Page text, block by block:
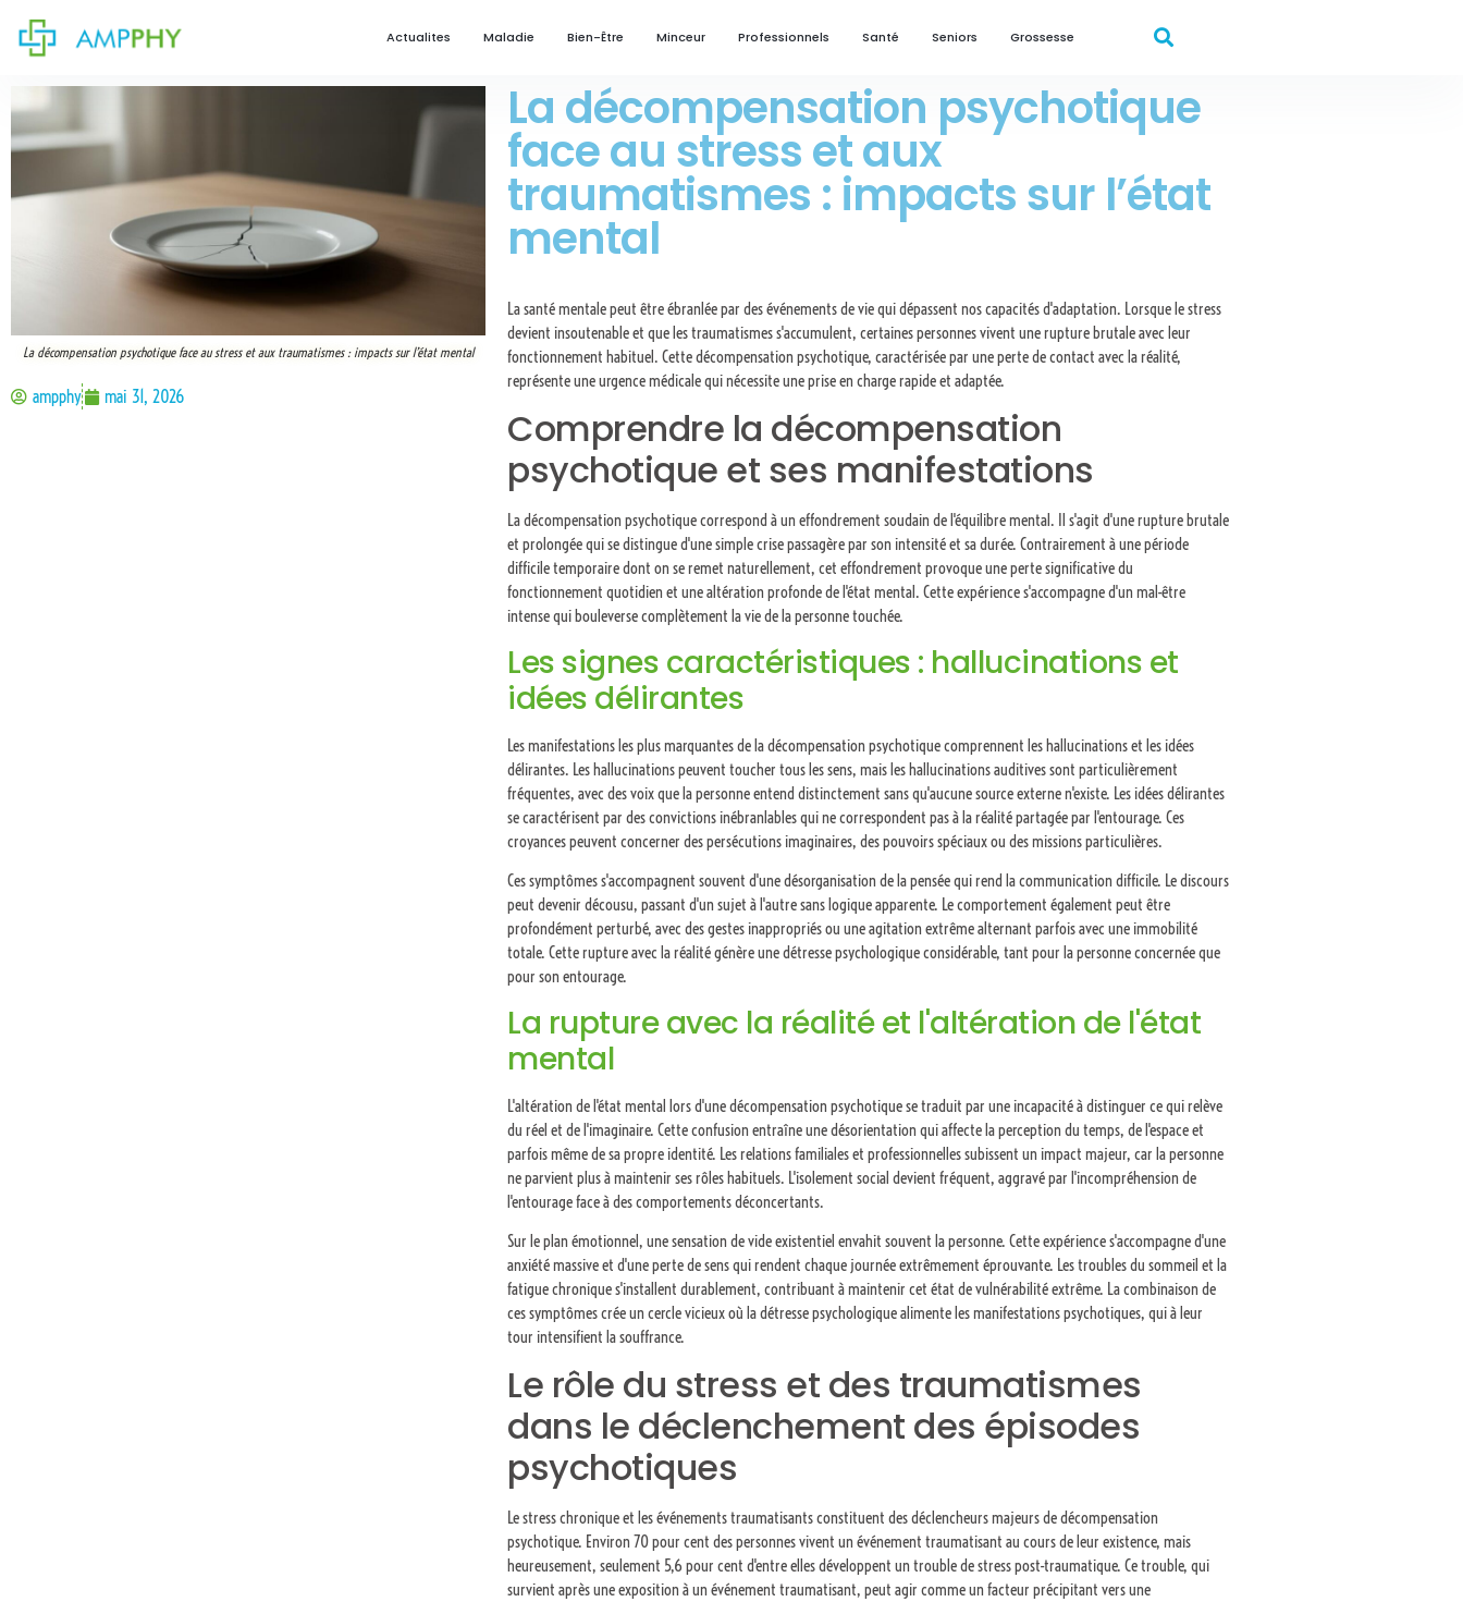
Actualites Maladie Bien-Être Minceur Professionnels Santé Seniors Grossesse
La décompensation psychotique face au stress et aux traumatismes : impacts sur l’état mental
ampphy mai 31, 2026
La décompensation psychotique
face au stress et aux
traumatismes : impacts sur l’état
mental
La santé mentale peut être ébranlée par des événements de vie qui dépassent nos capacités d'adaptation. Lorsque le stress
devient insoutenable et que les traumatismes s'accumulent, certaines personnes vivent une rupture brutale avec leur
fonctionnement habituel. Cette décompensation psychotique, caractérisée par une perte de contact avec la réalité,
représente une urgence médicale qui nécessite une prise en charge rapide et adaptée.
Comprendre la décompensation
psychotique et ses manifestations
La décompensation psychotique correspond à un effondrement soudain de l'équilibre mental. Il s'agit d'une rupture brutale
et prolongée qui se distingue d'une simple crise passagère par son intensité et sa durée. Contrairement à une période
difficile temporaire dont on se remet naturellement, cet effondrement provoque une perte significative du
fonctionnement quotidien et une altération profonde de l'état mental. Cette expérience s'accompagne d'un mal-être
intense qui bouleverse complètement la vie de la personne touchée.
Les signes caractéristiques : hallucinations et
idées délirantes
Les manifestations les plus marquantes de la décompensation psychotique comprennent les hallucinations et les idées
délirantes. Les hallucinations peuvent toucher tous les sens, mais les hallucinations auditives sont particulièrement
fréquentes, avec des voix que la personne entend distinctement sans qu'aucune source externe n'existe. Les idées délirantes
se caractérisent par des convictions inébranlables qui ne correspondent pas à la réalité partagée par l'entourage. Ces
croyances peuvent concerner des persécutions imaginaires, des pouvoirs spéciaux ou des missions particulières.
Ces symptômes s'accompagnent souvent d'une désorganisation de la pensée qui rend la communication difficile. Le discours
peut devenir décousu, passant d'un sujet à l'autre sans logique apparente. Le comportement également peut être
profondément perturbé, avec des gestes inappropriés ou une agitation extrême alternant parfois avec une immobilité
totale. Cette rupture avec la réalité génère une détresse psychologique considérable, tant pour la personne concernée que
pour son entourage.
La rupture avec la réalité et l'altération de l'état
mental
L'altération de l'état mental lors d'une décompensation psychotique se traduit par une incapacité à distinguer ce qui relève
du réel et de l'imaginaire. Cette confusion entraîne une désorientation qui affecte la perception du temps, de l'espace et
parfois même de sa propre identité. Les relations familiales et professionnelles subissent un impact majeur, car la personne
ne parvient plus à maintenir ses rôles habituels. L'isolement social devient fréquent, aggravé par l'incompréhension de
l'entourage face à des comportements déconcertants.
Sur le plan émotionnel, une sensation de vide existentiel envahit souvent la personne. Cette expérience s'accompagne d'une
anxiété massive et d'une perte de sens qui rendent chaque journée extrêmement éprouvante. Les troubles du sommeil et la
fatigue chronique s'installent durablement, contribuant à maintenir cet état de vulnérabilité extrême. La combinaison de
ces symptômes crée un cercle vicieux où la détresse psychologique alimente les manifestations psychotiques, qui à leur
tour intensifient la souffrance.
Le rôle du stress et des traumatismes
dans le déclenchement des épisodes
psychotiques
Le stress chronique et les événements traumatisants constituent des déclencheurs majeurs de décompensation
psychotique. Environ 70 pour cent des personnes vivent un événement traumatisant au cours de leur existence, mais
heureusement, seulement 5,6 pour cent d'entre elles développent un trouble de stress post-traumatique. Ce trouble, qui
survient après une exposition à un événement traumatisant, peut agir comme un facteur précipitant vers une